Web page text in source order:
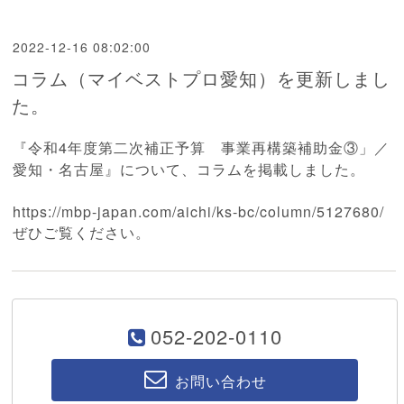
2022-12-16 08:02:00
コラム（マイベストプロ愛知）を更新しまし
た。
『令和4年度第二次補正予算 事業再構築補助金③」／
愛知・名古屋』について、コラムを掲載しました。
https://mbp-japan.com/aichi/ks-bc/column/5127680/
ぜひご覧ください。
052-202-0110
お問い合わせ